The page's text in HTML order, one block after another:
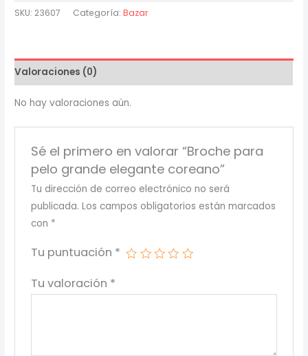
pelo
coreano
cantidad
SKU: 23607 Categoría:Bazar
Valoraciones (0)
No hay valoraciones aún.
Sé el primero en valorar “Broche para
pelo grande elegante coreano”
Tu dirección de correo electrónico no será
publicada. Los campos obligatorios están marcados
con *
Tu puntuación *
Tu valoración *